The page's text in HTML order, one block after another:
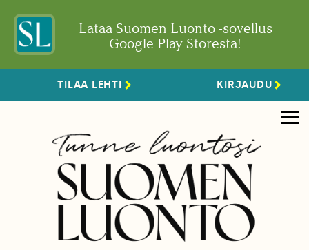
Lataa Suomen Luonto -sovellus
Google Play Storesta!
TILAA LEHTI KIRJAUDU